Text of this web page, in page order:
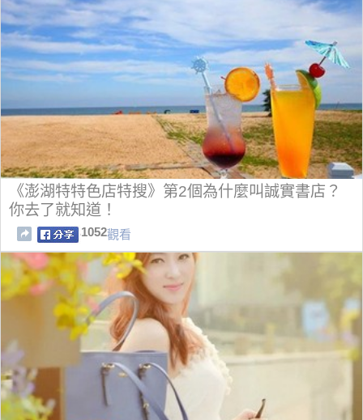
《澎湖特特色店特搜》第2個為什麼叫誠實書店？
你去了就知道！
1052觀看